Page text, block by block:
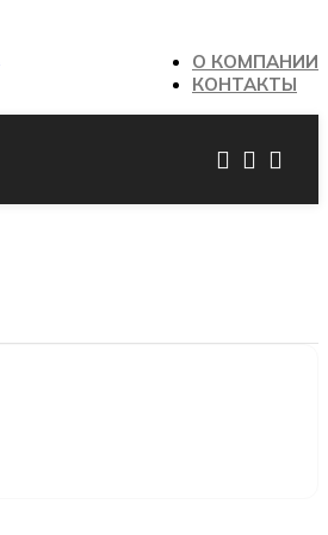
О КОМПАНИИ
КОНТАКТЫ